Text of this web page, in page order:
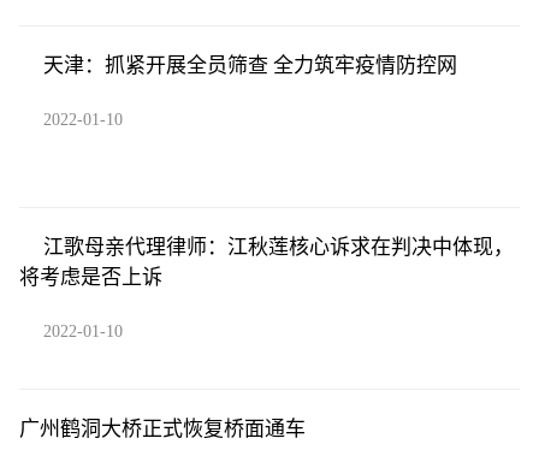
天津：抓紧开展全员筛查 全力筑牢疫情防控网
2022-01-10
江歌母亲代理律师：江秋莲核心诉求在判决中体现，
将考虑是否上诉
2022-01-10
广州鹤洞大桥正式恢复桥面通车